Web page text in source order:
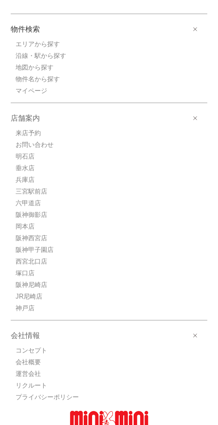
物件検索
エリアから探す
沿線・駅から探す
地図から探す
物件名から探す
マイページ
店舗案内
来店予約
お問い合わせ
明石店
垂水店
兵庫店
三宮駅前店
六甲道店
阪神御影店
岡本店
阪神西宮店
阪神甲子園店
西宮北口店
塚口店
阪神尼崎店
JR尼崎店
神戸店
会社情報
コンセプト
会社概要
運営会社
リクルート
プライバシーポリシー